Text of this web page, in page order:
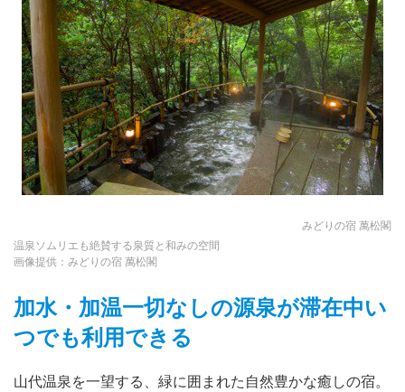
みどりの宿 萬松閣
温泉ソムリエも絶賛する泉質と和みの空間
画像提供：みどりの宿 萬松閣
加水・加温一切なしの源泉が滞在中い
つでも利用できる
山代温泉を一望する、緑に囲まれた自然豊かな癒しの宿。